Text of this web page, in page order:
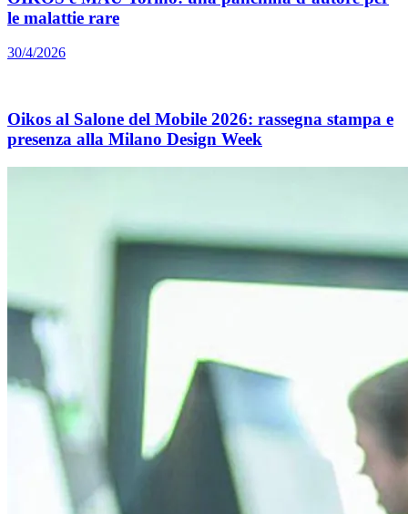
le malattie rare
30/4/2026
Oikos al Salone del Mobile 2026: rassegna stampa e
presenza alla Milano Design Week